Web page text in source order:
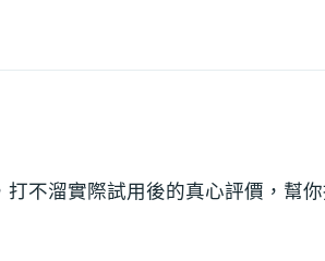
不溜實際試用後的真心評價，幫